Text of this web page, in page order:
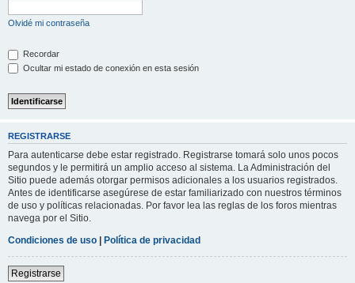
Olvidé mi contraseña
Recordar
Ocultar mi estado de conexión en esta sesión
REGISTRARSE
Para autenticarse debe estar registrado. Registrarse tomará solo unos pocos
segundos y le permitirá un amplio acceso al sistema. La Administración del
Sitio puede además otorgar permisos adicionales a los usuarios registrados.
Antes de identificarse asegúrese de estar familiarizado con nuestros términos
de uso y políticas relacionadas. Por favor lea las reglas de los foros mientras
navega por el Sitio.
Condiciones de uso | Política de privacidad
Registrarse